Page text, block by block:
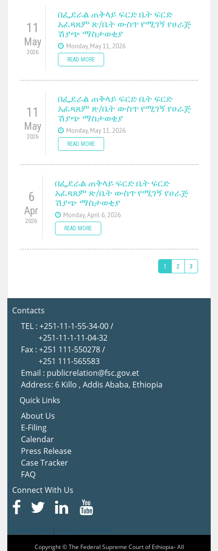
11
May
2026
በፌደራል ጠቅላይ ፍርድ ቤት ፍርድ
አፈጻጸም ጽ/ቤት ውስጥ የሚገኝ የሀራጅ
ሽያጭ ማስታወቂያ
Monday, May 11, 2026
READ MORE
11
May
2026
በፌደራል ጠቅላይ ፍርድ ቤት ፍርድ
አፈጻጸም ጽ/ቤት ውስጥ የሚገኝ የሀራጅ
ሽያጭ ማስታወቂያ
Monday, May 11, 2026
READ MORE
6
Apr
2026
በፌደራል ጠቅላይ ፍርድ ቤት ፍርድ
አፈጻጸም ጽ/ቤት ውስጥ የሚገኝ የሀራጅ
ሽያጭ ማስታወቂያ
Monday, April 6, 2026
READ MORE
1 2 3
Contacts
TEL : +251-11-1-55-34-00 /
+251-11-1-11-04-32
Fax : +251 111-550278 /
+251 111-565583
Email : publicrelation@fsc.gov.et
Address: 6 Killo , Addis Ababa, Ethiopia
Quick Links
About Us
E-Filing
Calendar
Press Release
Case Tracker
FAQ
Connect With Us
|
Copyright © The Federal Supreme Court of Ethiopia- All